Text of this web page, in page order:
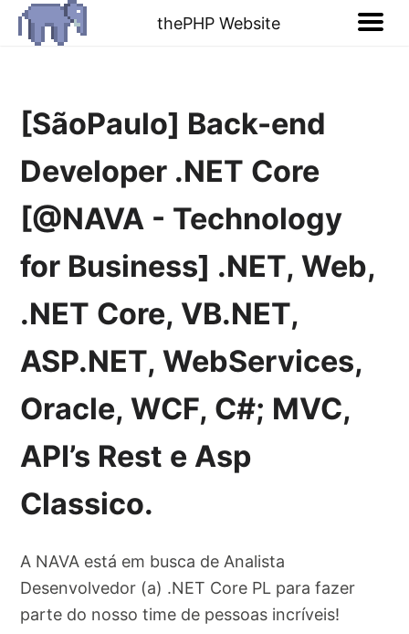
thePHP Website
[SãoPaulo] Back-end
Developer .NET Core
[@NAVA - Technology
for Business] .NET, Web,
.NET Core, VB.NET,
ASP.NET, WebServices,
Oracle, WCF, C#; MVC,
API’s Rest e Asp
Classico.
A NAVA está em busca de Analista
Desenvolvedor (a) .NET Core PL para fazer
parte do nosso time de pessoas incríveis!